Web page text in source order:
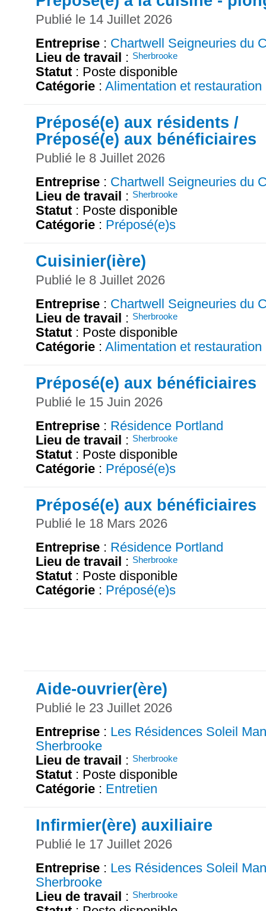
Publié le 14 Juillet 2026
Entreprise : Chartwell Seigneuries du
Lieu de travail : Sherbrooke
Statut : Poste disponible
Catégorie : Alimentation et restauration
Préposé(e) aux résidents /
Préposé(e) aux bénéficiaires
Publié le 8 Juillet 2026
Entreprise : Chartwell Seigneuries du
Lieu de travail : Sherbrooke
Statut : Poste disponible
Catégorie : Préposé(e)s
Cuisinier(ière)
Publié le 8 Juillet 2026
Entreprise : Chartwell Seigneuries du
Lieu de travail : Sherbrooke
Statut : Poste disponible
Catégorie : Alimentation et restauration
Préposé(e) aux bénéficiaires
Publié le 15 Juin 2026
Entreprise : Résidence Portland
Lieu de travail : Sherbrooke
Statut : Poste disponible
Catégorie : Préposé(e)s
Préposé(e) aux bénéficiaires
Publié le 18 Mars 2026
Entreprise : Résidence Portland
Lieu de travail : Sherbrooke
Statut : Poste disponible
Catégorie : Préposé(e)s
Aide-ouvrier(ère)
Publié le 23 Juillet 2026
Entreprise : Les Résidences Soleil
Sherbrooke
Lieu de travail : Sherbrooke
Statut : Poste disponible
Catégorie : Entretien
Infirmier(ère) auxiliaire
Publié le 17 Juillet 2026
Entreprise : Les Résidences Soleil
Sherbrooke
Lieu de travail : Sherbrooke